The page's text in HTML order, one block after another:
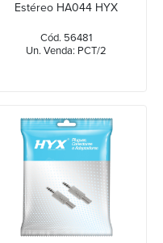
Estéreo HA044 HYX
Cód. 56481
Un. Venda: PCT/2